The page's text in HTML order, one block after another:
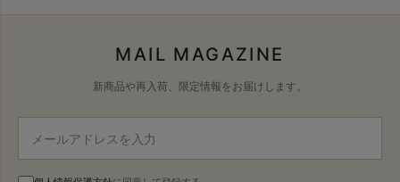
MAIL MAGAZINE
新商品や再入荷、限定情報をお届けします。